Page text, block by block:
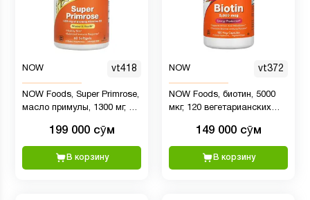
NOW vt418
NOW Foods, Super Primrose,
масло примулы, 1300 мг, 60
199 000 сӯм
В корзину
NOW vt372
NOW Foods, биотин, 5000
мкг, 120 вегетарианских
149 000 сӯм
В корзину